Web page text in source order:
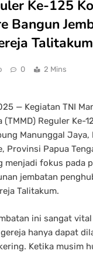
Ke-125
Bangun
Talitakum
0 2 Mins
— Kegiatan TNI
(TMMD) Reguler Ke-
Manunggal Jaya,
Provinsi Papua
menjadi fokus pada
jembatan
Talitakum.
ini sangat
hanya dapat
Ketika musim